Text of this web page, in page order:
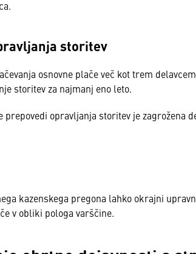
storitev
osnovne plače več kot trem
storitev za najmanj eno leto.
opravljanja storitev je zagrožena
kazenskega pregona lahko okrajni
v obliki pologa varščine.